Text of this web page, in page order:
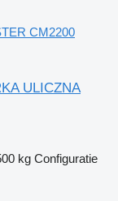
CM2200
ULICZNA
kg Configuratie